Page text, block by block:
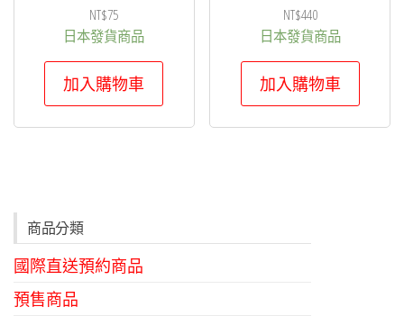
NT$75
日本發貨商品
加入購物車
NT$440
日本發貨商品
加入購物車
商品分類
國際直送預約商品
預售商品